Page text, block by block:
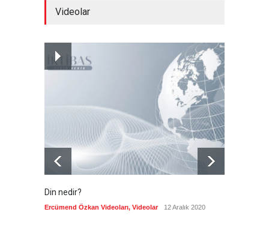
Japonya, nükleer silah
karşıtlığını teyid etmedi
6 Ağustos 2026
Videolar
Din nedir?
Ercümend Özkan Videoları, Videolar 12 Aralık 2020